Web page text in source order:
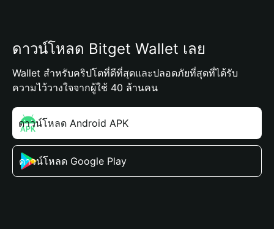
ดาวน์โหลด Bitget Wallet เลย
Wallet สำหรับคริปโตที่ดีที่สุดและปลอดภัยที่สุดที่ได้รับ
ความไว้วางใจจากผู้ใช้ 40 ล้านคน
ดาวน์โหลด Android APK
ดาวน์โหลด Google Play